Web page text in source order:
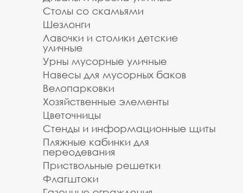
Столы со скамьями
Шезлонги
Лавочки и столики детские
уличные
Урны мусорные уличные
Навесы для мусорных баков
Велопарковки
Хозяйственные элементы
Цветочницы
Стенды и информационные щиты
Пляжные кабинки для
переодевания
Приствольные решетки
Флагштоки